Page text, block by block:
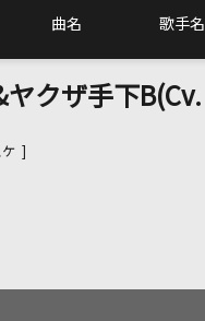
曲名 歌手名
クザ手下B(Cv.
]